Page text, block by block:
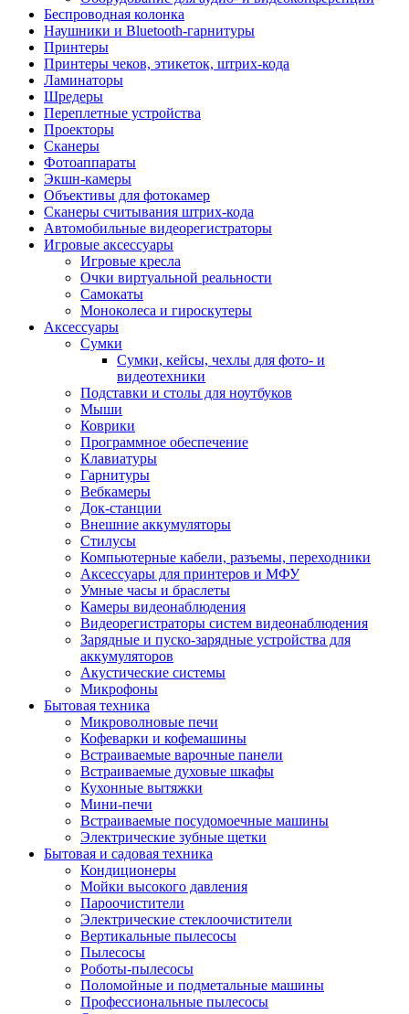
Беспроводная колонка
Наушники и Bluetooth-гарнитуры
Принтеры
Принтеры чеков, этикеток, штрих-кода
Ламинаторы
Шредеры
Переплетные устройства
Проекторы
Сканеры
Фотоаппараты
Экшн-камеры
Объективы для фотокамер
Сканеры считывания штрих-кода
Автомобильные видеорегистраторы
Игровые аксессуары
Игровые кресла
Очки виртуальной реальности
Самокаты
Моноколеса и гироскутеры
Аксессуары
Сумки
Сумки, кейсы, чехлы для фото- и
видеотехники
Подставки и столы для ноутбуков
Мыши
Коврики
Программное обеспечение
Клавиатуры
Гарнитуры
Вебкамеры
Док-станции
Внешние аккумуляторы
Стилусы
Компьютерные кабели, разъемы, переходники
Аксессуары для принтеров и МФУ
Умные часы и браслеты
Камеры видеонаблюдения
Видеорегистраторы систем видеонаблюдения
Зарядные и пуско-зарядные устройства для
аккумуляторов
Акустические системы
Микрофоны
Бытовая техника
Микроволновые печи
Кофеварки и кофемашины
Встраиваемые варочные панели
Встраиваемые духовые шкафы
Кухонные вытяжки
Мини-печи
Встраиваемые посудомоечные машины
Электрические зубные щетки
Бытовая и садовая техника
Кондиционеры
Мойки высокого давления
Пароочистители
Электрические стеклоочистители
Вертикальные пылесосы
Пылесосы
Роботы-пылесосы
Поломойные и подметальные машины
Профессиональные пылесосы